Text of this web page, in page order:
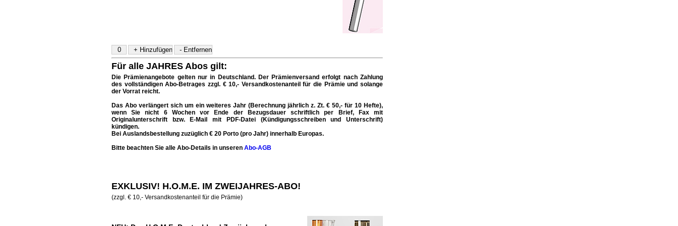
Für alle JAHRES Abos gilt:
Die Prämienangebote gelten nur in Deutschland. Der Prämienversand erfolgt nach Zahlung
des vollständigen Abo-Betrages zzgl. € 10,- Versandkostenanteil für die Prämie und solange
der Vorrat reicht.
Das Abo verlängert sich um ein weiteres Jahr (Berechnung jährlich z. Zt. € 50,- für 10 Hefte),
wenn Sie nicht 6 Wochen vor Ende der Bezugsdauer schriftlich per Brief, Fax mit
Originalunterschrift bzw. E-Mail mit PDF-Datei (Kündigungsschreiben und Unterschrift)
kündigen.
Bei Auslandsbestellung zuzüglich € 20 Porto (pro Jahr) innerhalb Europas.
Bitte beachten Sie alle Abo-Details in unseren Abo-AGB
EXKLUSIV! H.O.M.E. IM ZWEIJAHRES-ABO!
(zzgl. € 10,- Versandkostenanteil für die Prämie)